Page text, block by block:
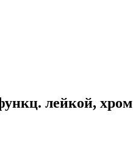
лейкой, хром